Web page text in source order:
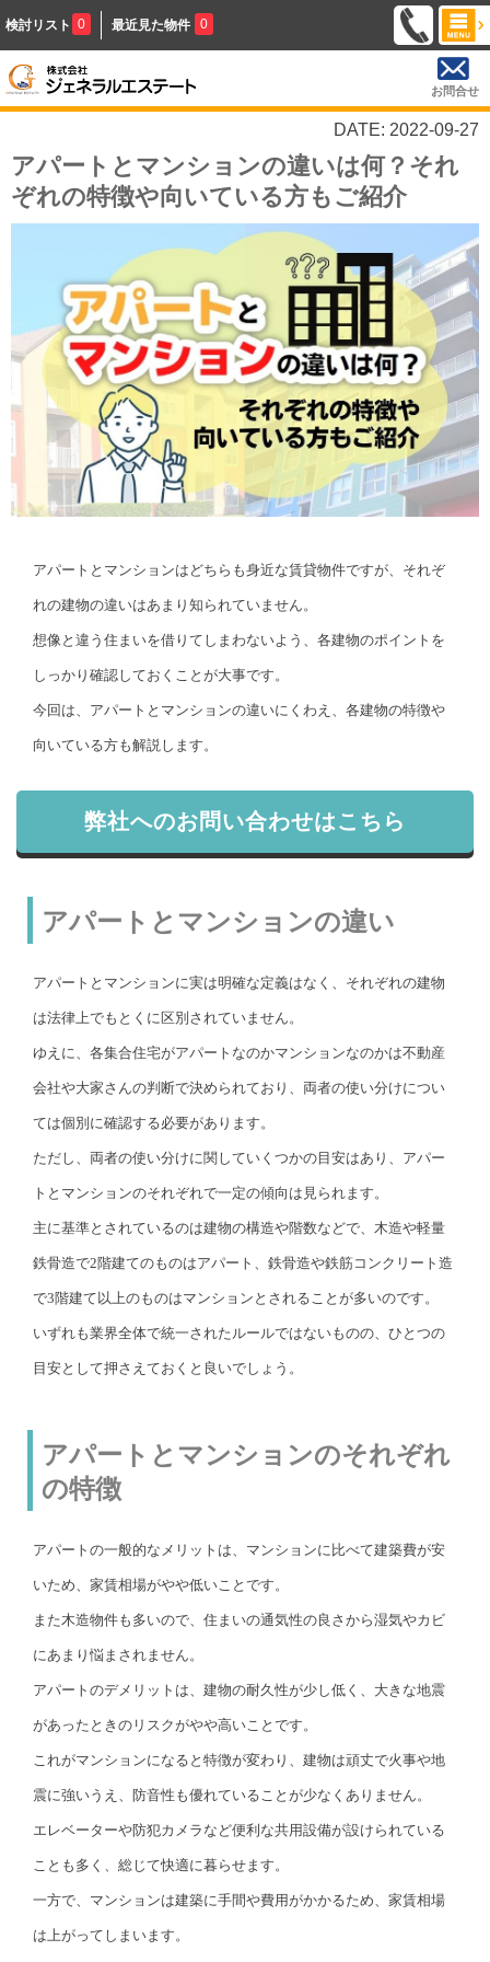
検討リスト 0 最近見た物件 0
お問合せ
DATE: 2022-09-27
アパートとマンションの違いは何？それ
ぞれの特徴や向いている方もご紹介
アパートとマンションはどちらも身近な賃貸物件ですが、それぞ
れの建物の違いはあまり知られていません。
想像と違う住まいを借りてしまわないよう、各建物のポイントを
しっかり確認しておくことが大事です。
今回は、アパートとマンションの違いにくわえ、各建物の特徴や
向いている方も解説します。
弊社へのお問い合わせはこちら
アパートとマンションの違い
アパートとマンションに実は明確な定義はなく、それぞれの建物
は法律上でもとくに区別されていません。
ゆえに、各集合住宅がアパートなのかマンションなのかは不動産
会社や大家さんの判断で決められており、両者の使い分けについ
ては個別に確認する必要があります。
ただし、両者の使い分けに関していくつかの目安はあり、アパー
トとマンションのそれぞれで一定の傾向は見られます。
主に基準とされているのは建物の構造や階数などで、木造や軽量
鉄骨造で2階建てのものはアパート、鉄骨造や鉄筋コンクリート造
で3階建て以上のものはマンションとされることが多いのです。
いずれも業界全体で統一されたルールではないものの、ひとつの
目安として押さえておくと良いでしょう。
アパートとマンションのそれぞれ
の特徴
アパートの一般的なメリットは、マンションに比べて建築費が安
いため、家賃相場がやや低いことです。
また木造物件も多いので、住まいの通気性の良さから湿気やカビ
にあまり悩まされません。
アパートのデメリットは、建物の耐久性が少し低く、大きな地震
があったときのリスクがやや高いことです。
これがマンションになると特徴が変わり、建物は頑丈で火事や地
震に強いうえ、防音性も優れていることが少なくありません。
エレベーターや防犯カメラなど便利な共用設備が設けられている
ことも多く、総じて快適に暮らせます。
一方で、マンションは建築に手間や費用がかかるため、家賃相場
は上がってしまいます。